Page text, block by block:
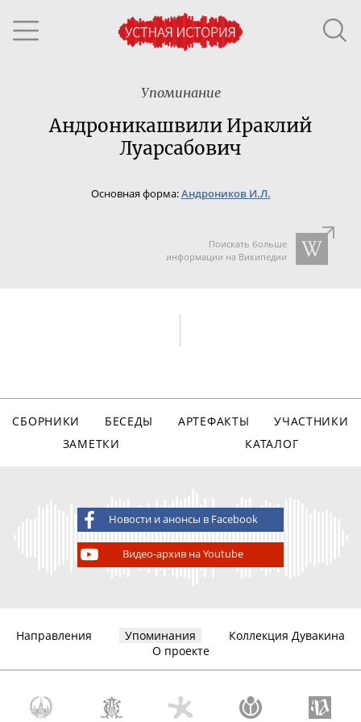
Упоминание
Андроникашвили Ираклий
Луарсабович
Основная форма:Андроников И.Л.
Поискать больше
информации на Википедии
СБОРНИКИ БЕСЕДЫ АРТЕФАКТЫ
УЧАСТНИКИ
ЗАМЕТКИ
КАТАЛОГ
Новости и анонсы в Facebook
Видео-архив на Youtube
Направления Упоминания
Коллекция Дувакина
О проекте